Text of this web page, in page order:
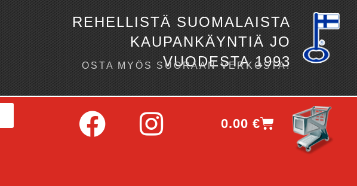
REHELLISTÄ SUOMALAISTA
KAUPANKÄYNTIÄ JO
VUODESTA 1993
OSTA MYÖS SUORAAN VERKOSTA!
0.00€